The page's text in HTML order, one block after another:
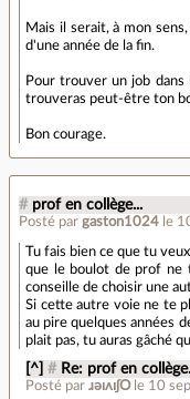
Mais il serait, à mon
d'une année de la fin.
Pour trouver un job
trouveras peut-être ton
Bon courage.
# prof en collège...
Posté par gaston1024 le
Tu fais bien ce que tu
que le boulot de prof ne
conseille de choisir une
Si cette autre voie ne te
au pire quelques années
plait pas, tu auras gâché
[^] # Re: prof en
Posté parɹǝıʌıʃO le 10